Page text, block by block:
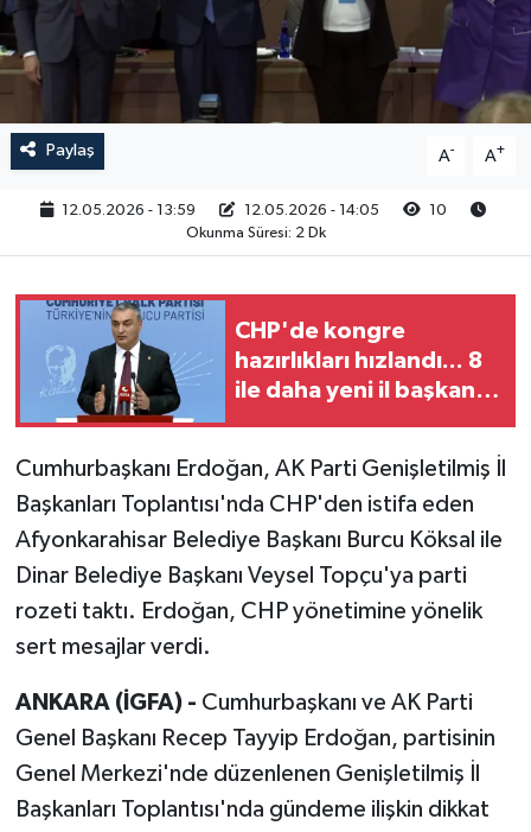
Paylaş A- A+
12.05.2026 - 13:59 12.05.2026 - 14:05
10
Okunma Süresi: 2 Dk
CHP'de kongre
hazırlıkları hızlandı... 8
ile daha yeni il başkanı
Cumhurbaşkanı Erdoğan, AK Parti Genişletilmiş İl
Başkanları Toplantısı'nda CHP'den istifa eden
Afyonkarahisar Belediye Başkanı Burcu Köksal ile
Dinar Belediye Başkanı Veysel Topçu'ya parti
rozeti taktı. Erdoğan, CHP yönetimine yönelik
sert mesajlar verdi.
ANKARA (İGFA) - Cumhurbaşkanı ve AK Parti
Genel Başkanı Recep Tayyip Erdoğan, partisinin
Genel Merkezi'nde düzenlenen Genişletilmiş İl
Başkanları Toplantısı'nda gündeme ilişkin dikkat
RESMİ İLAN